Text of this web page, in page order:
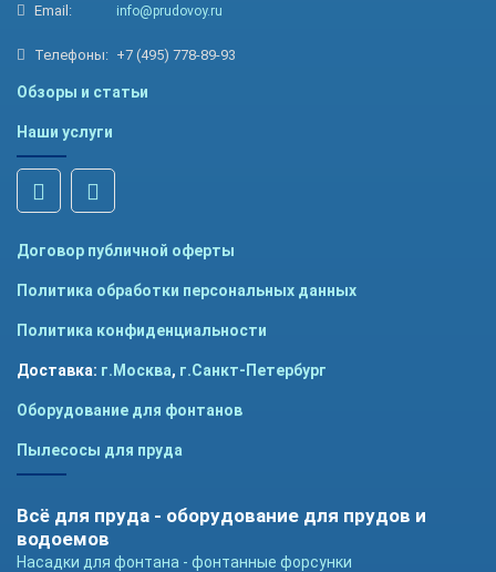
Email: info@prudovoy.ru
Телефоны: +7 (495) 778-89-93
Обзоры и статьи
Наши услуги
Договор публичной оферты
Политика обработки персональных данных
Политика конфиденциальности
Доставка: г.Москва, г.Санкт-Петербург
Оборудование для фонтанов
Пылесосы для пруда
Всё для пруда - оборудование для прудов и
водоемов
Насадки для фонтана - фонтанные форсунки